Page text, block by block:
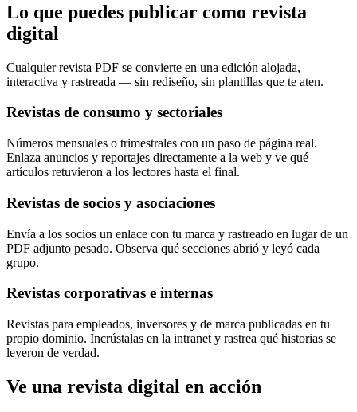
Lo que puedes publicar como revista
digital
Cualquier revista PDF se convierte en una edición alojada,
interactiva y rastreada — sin rediseño, sin plantillas que te aten.
Revistas de consumo y sectoriales
Números mensuales o trimestrales con un paso de página real.
Enlaza anuncios y reportajes directamente a la web y ve qué
artículos retuvieron a los lectores hasta el final.
Revistas de socios y asociaciones
Envía a los socios un enlace con tu marca y rastreado en lugar de un
PDF adjunto pesado. Observa qué secciones abrió y leyó cada
grupo.
Revistas corporativas e internas
Revistas para empleados, inversores y de marca publicadas en tu
propio dominio. Incrústalas en la intranet y rastrea qué historias se
leyeron de verdad.
Ve una revista digital en acción